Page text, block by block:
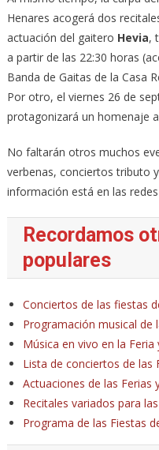
Henares acogerá dos
actuación del gaitero Hevia,
a partir de las 22:30 horas
Banda de Gaitas de la Casa
Por otro, el viernes 26 de
protagonizará un homenaje
No faltarán otros muchos
verbenas, conciertos tributo
información está en las
Recordamos
populares
Conciertos de las fiestas
Programación musical de
Música en vivo en la
Lista de conciertos de las
Actuaciones de las Ferias
Recitales variados para
Programa de las Fiestas